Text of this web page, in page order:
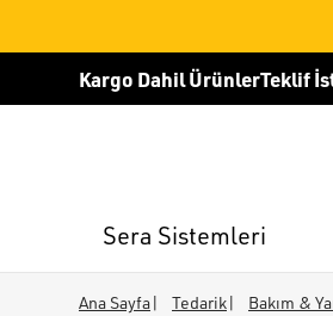
Kargo Dahil ÜrünlerTeklif
Sera Sistemleri
Ana Sayfa| Tedarik| Bakım &